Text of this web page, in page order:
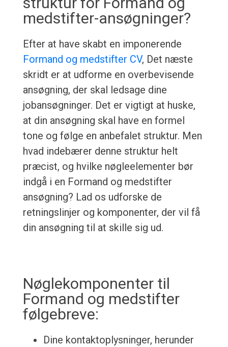
medstifter-ansøgninger?
Efter at have skabt en imponerende
Formand og medstifter CV, Det næste
skridt er at udforme en overbevisende
ansøgning, der skal ledsage dine
jobansøgninger. Det er vigtigt at huske,
at din ansøgning skal have en formel
tone og følge en anbefalet struktur. Men
hvad indebærer denne struktur helt
præcist, og hvilke nøgleelementer bør
indgå i en Formand og medstifter
ansøgning? Lad os udforske de
retningslinjer og komponenter, der vil få
din ansøgning til at skille sig ud.
Nøglekomponenter til
Formand og medstifter
følgebreve:
Dine kontaktoplysninger, herunder